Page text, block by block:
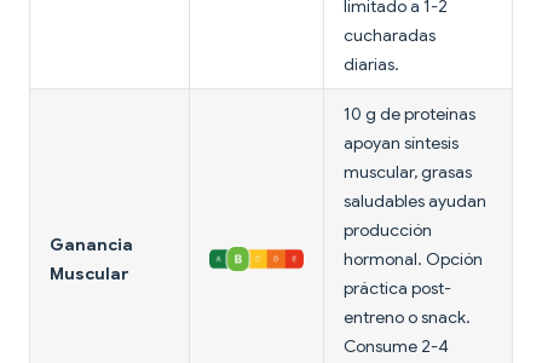
limitado a 1-2
cucharadas
diarias.
Ganancia
Muscular
10 g de proteínas
apoyan síntesis
muscular, grasas
saludables ayudan
producción
hormonal. Opción
práctica post-
entreno o snack.
Consume 2-4